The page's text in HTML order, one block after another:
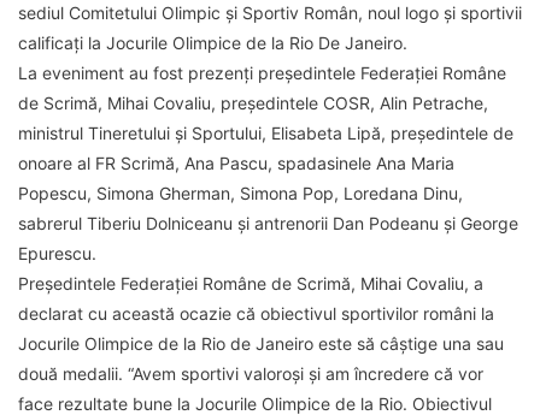
sediul Comitetului Olimpic şi Sportiv Român, noul logo şi sportivii
calificaţi la Jocurile Olimpice de la Rio De Janeiro.
La eveniment au fost prezenţi preşedintele Federaţiei Române
de Scrimă, Mihai Covaliu, preşedintele COSR, Alin Petrache,
ministrul Tineretului şi Sportului, Elisabeta Lipă, preşedintele de
onoare al FR Scrimă, Ana Pascu, spadasinele Ana Maria
Popescu, Simona Gherman, Simona Pop, Loredana Dinu,
sabrerul Tiberiu Dolniceanu şi antrenorii Dan Podeanu şi George
Epurescu.
Preşedintele Federaţiei Române de Scrimă, Mihai Covaliu, a
declarat cu această ocazie că obiectivul sportivilor români la
Jocurile Olimpice de la Rio de Janeiro este să câştige una sau
două medalii. “Avem sportivi valoroşi şi am încredere că vor
face rezultate bune la Jocurile Olimpice de la Rio. Obiectivul